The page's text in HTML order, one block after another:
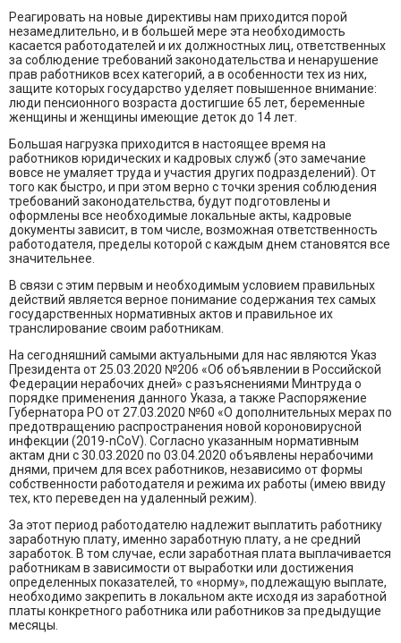
Реагировать на новые директивы нам приходится порой
незамедлительно, и в большей мере эта необходимость
касается работодателей и их должностных лиц, ответственных
за соблюдение требований законодательства и ненарушение
прав работников всех категорий, а в особенности тех из них,
защите которых государство уделяет повышенное внимание:
люди пенсионного возраста достигшие 65 лет, беременные
женщины и женщины имеющие деток до 14 лет.
Большая нагрузка приходится в настоящее время на
работников юридических и кадровых служб (это замечание
вовсе не умаляет труда и участия других подразделений). От
того как быстро, и при этом верно с точки зрения соблюдения
требований законодательства, будут подготовлены и
оформлены все необходимые локальные акты, кадровые
документы зависит, в том числе, возможная ответственность
работодателя, пределы которой с каждым днем становятся все
значительнее.
В связи с этим первым и необходимым условием правильных
действий является верное понимание содержания тех самых
государственных нормативных актов и правильное их
транслирование своим работникам.
На сегодняшний самыми актуальными для нас являются Указ
Президента от 25.03.2020 №206 «Об объявлении в Российской
Федерации нерабочих дней» с разъяснениями Минтруда о
порядке применения данного Указа, а также Распоряжение
Губернатора РО от 27.03.2020 №60 «О дополнительных мерах по
предотвращению распространения новой короновирусной
инфекции (2019-nCoV). Согласно указанным нормативным
актам дни с 30.03.2020 по 03.04.2020 объявлены нерабочими
днями, причем для всех работников, независимо от формы
собственности работодателя и режима их работы (имею ввиду
тех, кто переведен на удаленный режим).
За этот период работодателю надлежит выплатить работнику
заработную плату, именно заработную плату, а не средний
заработок. В том случае, если заработная плата выплачивается
работникам в зависимости от выработки или достижения
определенных показателей, то «норму», подлежащую выплате,
необходимо закрепить в локальном акте исходя из заработной
платы конкретного работника или работников за предыдущие
месяцы.